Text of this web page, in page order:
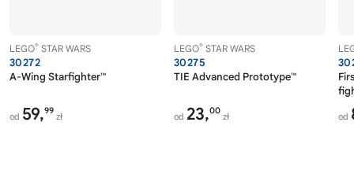
LEGO® STAR WARS
30272
A-Wing Starfighter™
od 59,99
zł
LEGO® STAR WARS
30275
TIE Advanced Prototype™
od 23,00
zł od